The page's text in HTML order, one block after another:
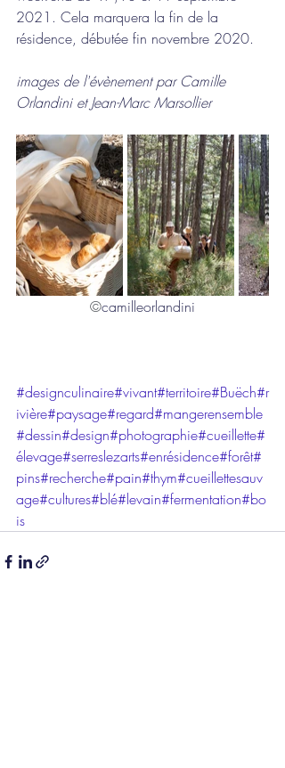
2021. Cela marquera la fin de la
résidence, débutée fin novembre 2020.
images de l'évènement par Camille
Orlandini et Jean-Marc Marsollier
©camilleorlandini
#designculinaire#vivant#territoire#Buëch#r
ivière#paysage#regard#mangerensemble
#dessin#design#photographie#cueillette#
élevage#serreslezarts#enrésidence#forêt#
pins#recherche#pain#thym#cueillettesauv
age#cultures#blé#levain#fermentation#bo
is